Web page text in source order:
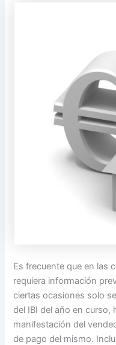
Es frecuente que en las
requiera información
ciertas ocasiones solo
del IBI del año en curso,
manifestación del
de pago del mismo.